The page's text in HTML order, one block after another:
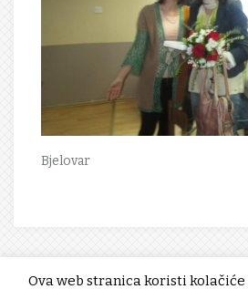
Bjelovar
Ova web stranica koristi kolačiće